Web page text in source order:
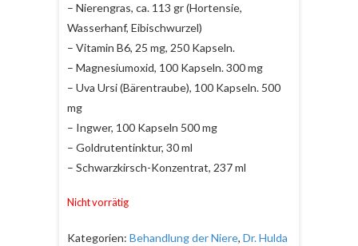
– Nierengras, ca. 113 gr (Hortensie,
Wasserhanf, Eibischwurzel)
– Vitamin B6, 25 mg, 250 Kapseln.
– Magnesiumoxid, 100 Kapseln. 300 mg
– Uva Ursi (Bärentraube), 100 Kapseln. 500
mg
– Ingwer, 100 Kapseln 500 mg
– Goldrutentinktur, 30 ml
– Schwarzkirsch-Konzentrat, 237 ml
Nicht vorrätig
Kategorien: Behandlung der Niere, Dr. Hulda